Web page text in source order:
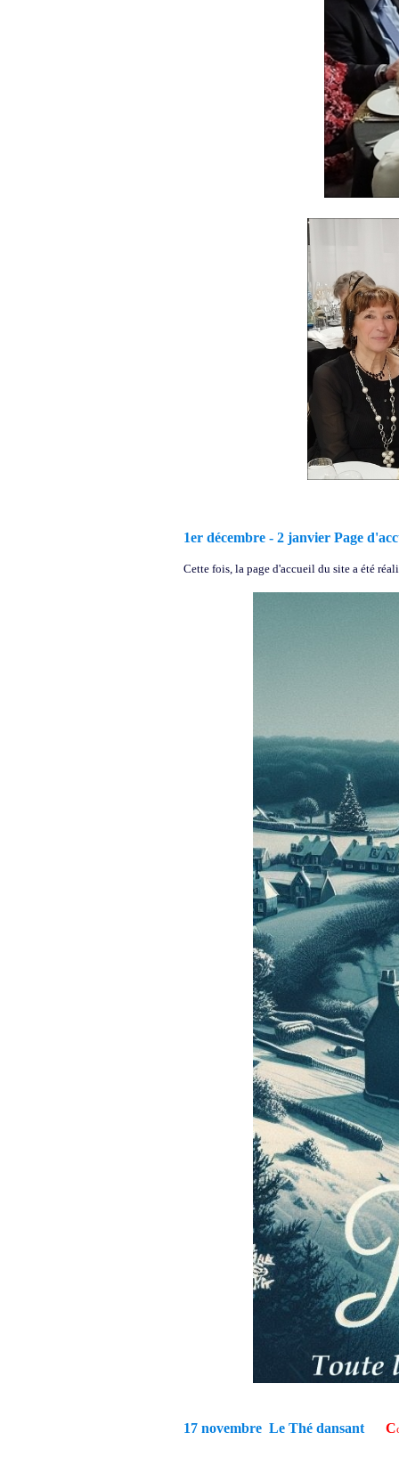
1er décembre - 2 janvier Page
Cette fois, la page d'accueil du site a été
17 novembre Le Thé dansant C